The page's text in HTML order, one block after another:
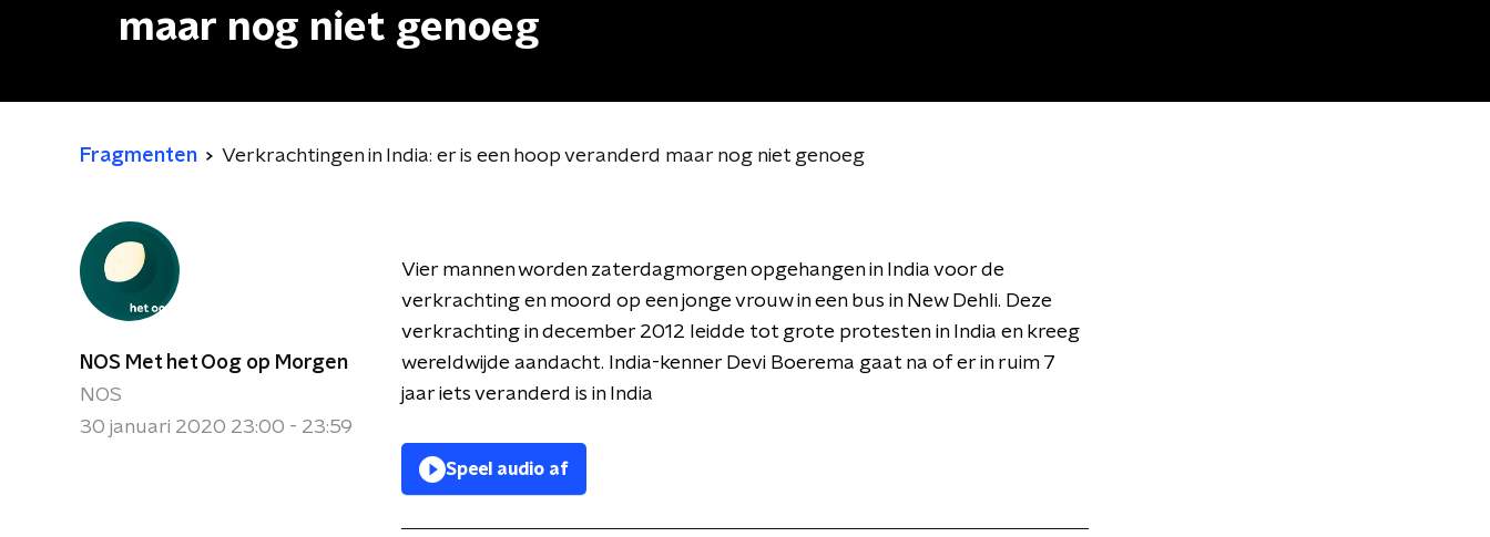
maar nog niet genoeg
Fragmenten Verkrachtingen in India: er is een hoop veranderd maar nog niet genoeg
NOS Met het Oog op Morgen
NOS
30 januari 2020 23:00 - 23:59
Vier mannen worden zaterdagmorgen opgehangen in India voor de
verkrachting en moord op een jonge vrouw in een bus in New Dehli. Deze
verkrachting in december 2012 leidde tot grote protesten in India en kreeg
wereldwijde aandacht. India-kenner Devi Boerema gaat na of er in ruim 7
jaar iets veranderd is in India
Speel audio af